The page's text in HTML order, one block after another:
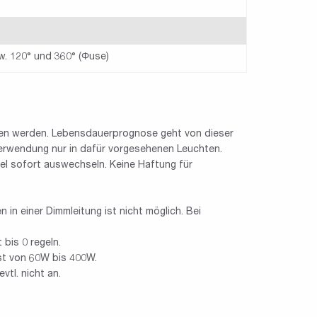
120° und 360° (Φuse)
werden. Lebensdauerprognose geht von dieser
nur in dafür vorgesehenen Leuchten.
sofort auswechseln. Keine Haftung für
in einer Dimmleitung ist nicht möglich. Bei
bis 0 regeln.
von 60W bis 400W.
nicht an.